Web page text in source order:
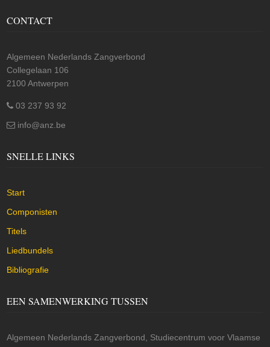
CONTACT
Algemeen Nederlands Zangverbond
Collegelaan 106
2100 Antwerpen
03 237 93 92
info@anz.be
SNELLE LINKS
Start
Componisten
Titels
Liedbundels
Bibliografie
EEN SAMENWERKING TUSSEN
Algemeen Nederlands Zangverbond, Studiecentrum voor Vlaamse